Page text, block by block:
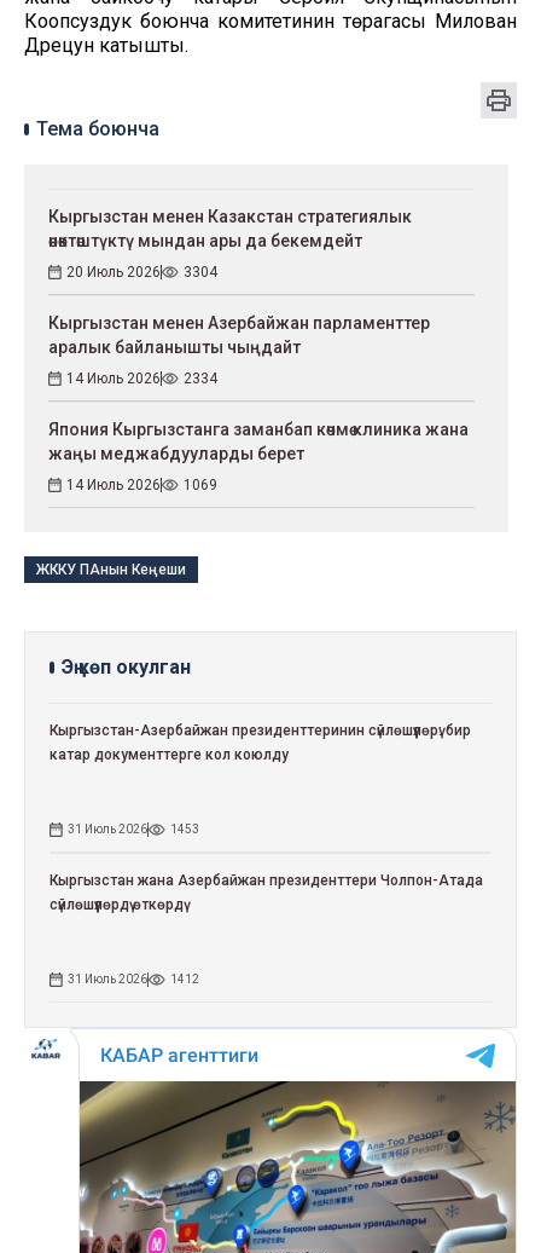
Коопсуздук боюнча комитетинин төрагасы Милован
Дрецун катышты.
Тема боюнча
Кыргызстан менен Казакстан стратегиялык
өнөктөштүктү мындан ары да бекемдейт
20 Июль 2026 3304
Кыргызстан менен Азербайжан парламенттер
аралык байланышты чыңдайт
14 Июль 2026 2334
Япония Кыргызстанга заманбап көчмө клиника жана
жаңы меджабдууларды берет
14 Июль 2026 1069
ЖККУ ПАнын Кеңеши
Эң көп окулган
Кыргызстан-Азербайжан президенттеринин сүйлөшүүлөрү: бир
катар документтерге кол коюлду
31 Июль 2026 1453
Кыргызстан жана Азербайжан президенттери Чолпон-Атада
сүйлөшүүлөрдү өткөрдү
31 Июль 2026 1412